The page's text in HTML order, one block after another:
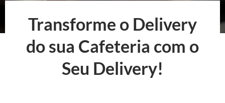
Transforme o Delivery
do sua Cafeteria com o
Seu Delivery!